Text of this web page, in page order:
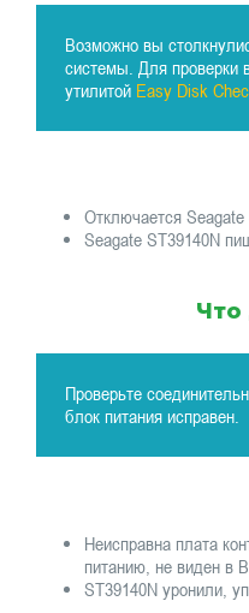
Возможно вы
системы. Для проверки
утилитой Easy Disk
Отключается Seagate
Seagate ST39140N
Что
Проверьте
блок питания исправен.
Неисправна плата
питанию, не виден в
ST39140N уронили,